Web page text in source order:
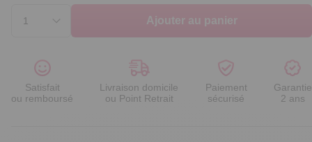
Ajouter au panier
Satisfait
ou remboursé
Livraison domicile
ou Point Retrait
Paiement
sécurisé
Garantie
2 ans